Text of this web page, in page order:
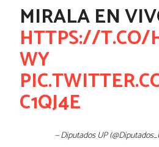
MIRALA EN
HTTPS://T.CO/
WY
C1QJ4E
— Diputados UP